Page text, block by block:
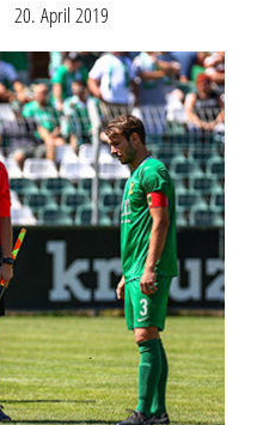
20. April 2019